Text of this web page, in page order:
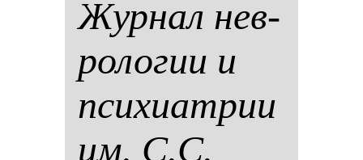
Жур­нал нев­
ро­ло­гии и
пси­хи­ат­рии
им. С.С.